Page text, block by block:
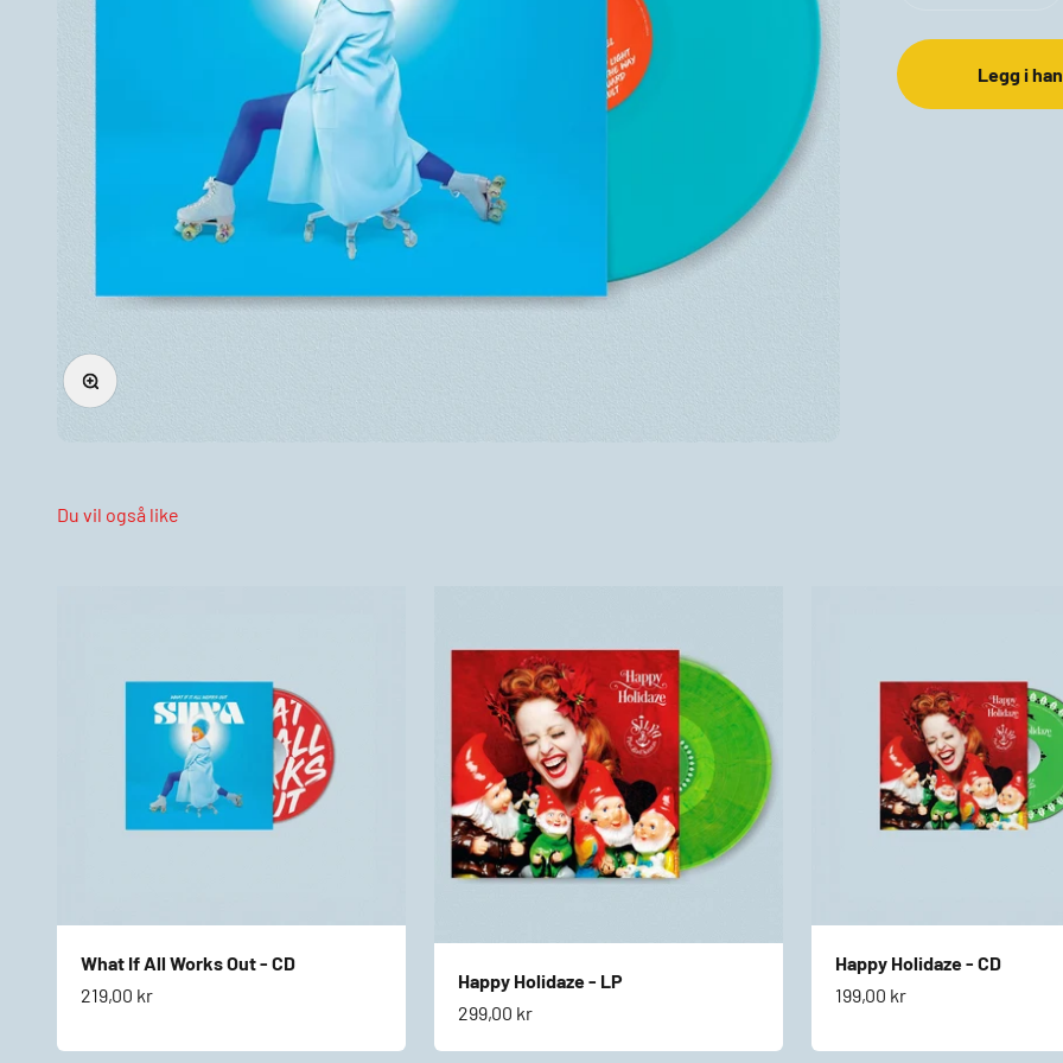
Forstørr
Legg i
What If All Works Out - CD
Salgspris
219,00 kr
Happy Holidaze - LP
Salgspris
299,00 kr
Happy Holidaze - CD
Salgspris
199,00 kr